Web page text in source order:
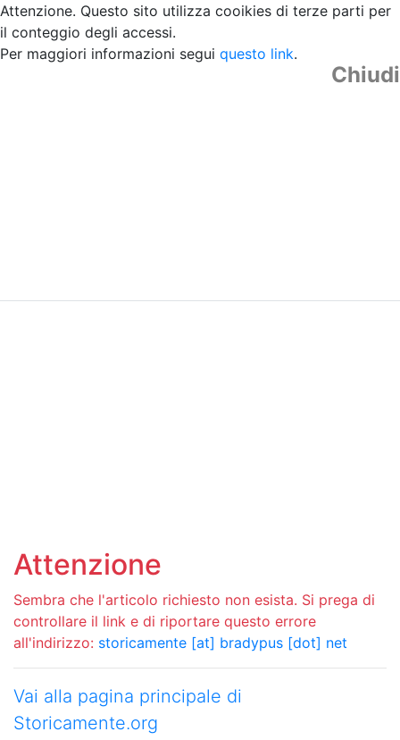
Attenzione. Questo sito utilizza cooikies di terze parti per
il conteggio degli accessi.
Per maggiori informazioni segui questo link.
Chiudi
Attenzione
Sembra che l'articolo richiesto non esista. Si prega di
controllare il link e di riportare questo errore
all'indirizzo: storicamente [at] bradypus [dot] net
Vai alla pagina principale di
Storicamente.org